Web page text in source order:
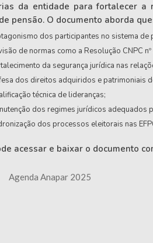
da entidade para fortalecer a
pensão. O documento aborda
dos participantes no sistema de
de normas como a Resolução CNPC
da segurança jurídica nas
dos direitos adquiridos e patrimoniais
técnica de lideranças;
dos regimes jurídicos adequados
dos processos eleitorais nas
acessar e baixar o documento
Agenda Anapar 2025